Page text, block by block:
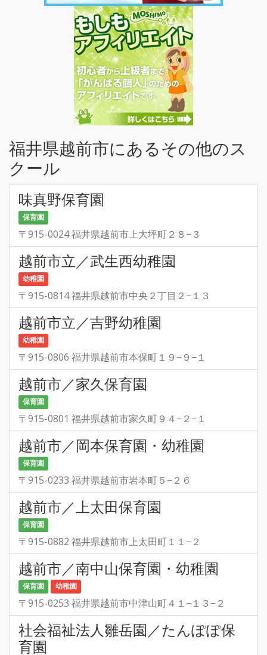
福井県越前市にあるその他のス
クール
味真野保育園
保育園
〒915-0024 福井県越前市上大坪町２８−３
越前市立／武生西幼稚園
幼稚園
〒915-0814 福井県越前市中央２丁目２−１３
越前市立／吉野幼稚園
幼稚園
〒915-0806 福井県越前市本保町１９−９−１
越前市／家久保育園
保育園
〒915-0801 福井県越前市家久町９４−２−１
越前市／岡本保育園・幼稚園
保育園
〒915-0233 福井県越前市岩本町５−２６
越前市／上太田保育園
保育園
〒915-0882 福井県越前市上太田町１１−２
越前市／南中山保育園・幼稚園
保育園 幼稚園
〒915-0253 福井県越前市中津山町４１−１３−２
社会福祉法人雛岳園／たんぽぽ保
育園